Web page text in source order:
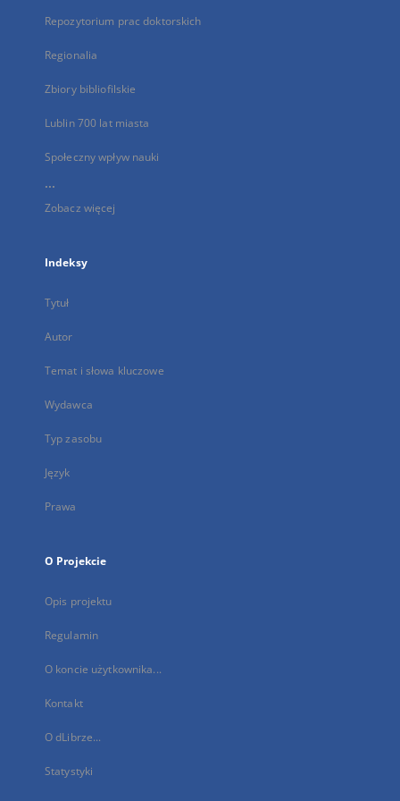
Repozytorium prac doktorskich
Regionalia
Zbiory bibliofilskie
Lublin 700 lat miasta
Społeczny wpływ nauki
...
Zobacz więcej
Indeksy
Tytuł
Autor
Temat i słowa kluczowe
Wydawca
Typ zasobu
Język
Prawa
O Projekcie
Opis projektu
Regulamin
O koncie użytkownika...
Kontakt
O dLibrze...
Statystyki